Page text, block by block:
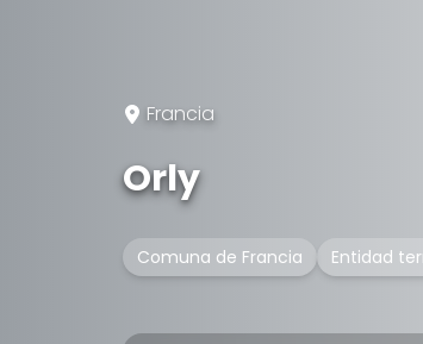
Francia
Orly
Comuna de Francia Entidad